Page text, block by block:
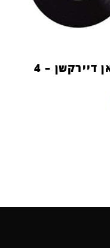
תקליטים מעוצבים – וואן דיירקשן – 4